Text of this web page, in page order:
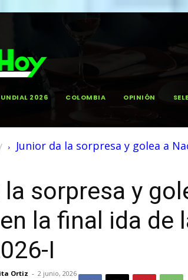
2026 COLOMBIA OPINIÓN
Junior da la sorpresa y golea a
sorpresa y
la final ida de
I
Ortiz - 2 junio, 2026